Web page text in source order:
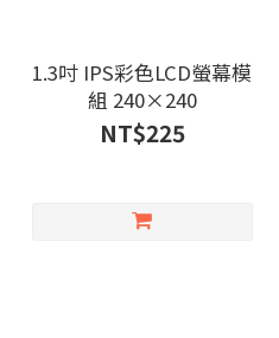
1.3吋 IPS彩色LCD螢幕模
組 240×240
NT$225